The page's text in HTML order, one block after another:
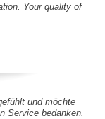
Your quality of
und möchte
Service bedanken.